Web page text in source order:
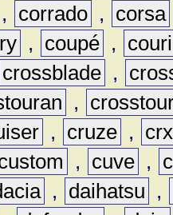
, corrado , corsa
, coupé ,
crossblade ,
,
, cruze ,
crx
, cuve ,
, daihatsu
,